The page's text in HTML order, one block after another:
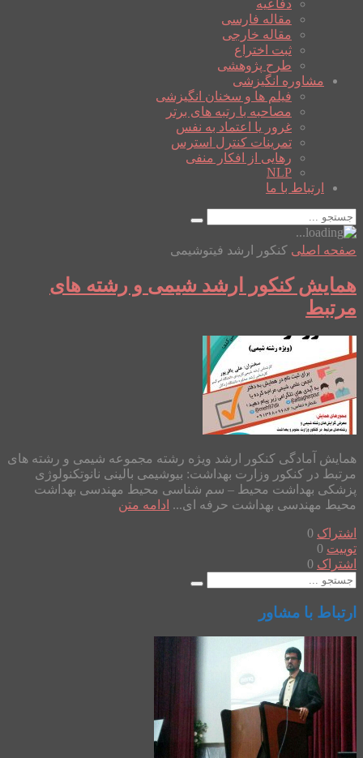
دفاعیه
مقاله فارسی
مقاله خارجی
ثبت اختراع
طرح پژوهشی
مشاوره انگیزشی
فیلم ها و سخنان انگیزشی
مصاحبه با رتبه های برتر
غرور یا اعتماد به نفس
تمرینات کنترل استرس
رهایی از افکار منفی
NLP
ارتباط با ما
صفحه اصلی کنکور ارشد فیتوشیمی
همایش کنکور ارشد شیمی و رشته های
مرتبط
همایش آمادگی کنکور ارشد ویژه رشته مجموعه شیمی و رشته های
مرتبط در کنکور وزارت بهداشت: بیوشیمی بالینی نانوتکنولوژی
پزشکی بهداشت محیط – سم شناسی محیط مهندسی بهداشت
محیط مهندسی بهداشت حرفه ای... ادامه متن
اشتراک 0
توییت 0
اشتراک 0
ارتباط با مشاور